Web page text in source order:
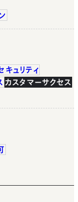
キュリティ
カスタマーサクセス